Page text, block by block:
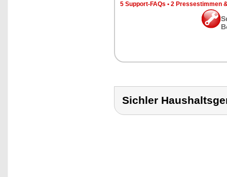
5 Support-FAQs • 2 Pressestimmen
Sichler